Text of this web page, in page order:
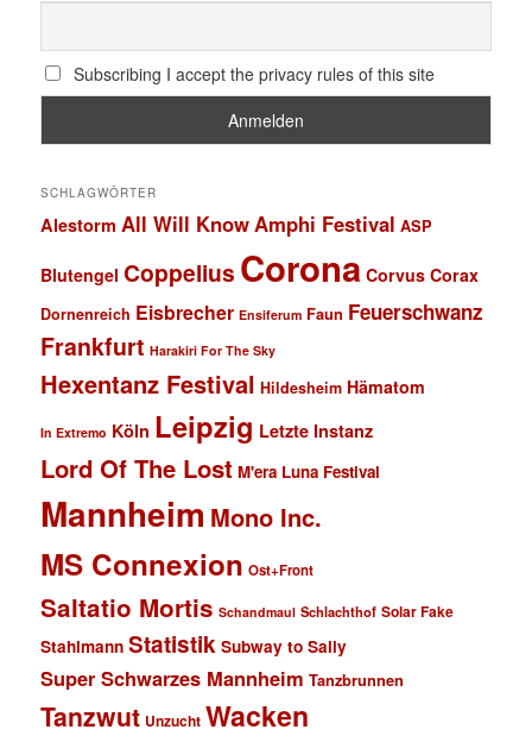
Subscribing I accept the privacy rules of this site
SCHLAGWÖRTER
Alestorm All Will Know Amphi Festival ASP
Blutengel Coppelius Corona Corvus Corax
Dornenreich Eisbrecher Ensiferum Faun Feuerschwanz
Frankfurt Harakiri For The Sky
Hexentanz Festival Hildesheim Hämatom
In Extremo Köln Leipzig Letzte Instanz
Lord Of The Lost M'era Luna Festival
Mannheim Mono Inc.
MS Connexion Ost+Front
Saltatio Mortis Schandmaul Schlachthof Solar Fake
Stahlmann Statistik Subway to Sally
Super Schwarzes Mannheim Tanzbrunnen
Tanzwut Unzucht Wacken